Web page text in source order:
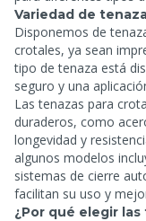
Variedad de
Disponemos de
crotales, ya sean
tipo de tenaza está
seguro y una
Las tenazas para
duraderos, como
longevidad y
algunos modelos
sistemas de cierre
facilitan su uso y
¿Por qué elegir